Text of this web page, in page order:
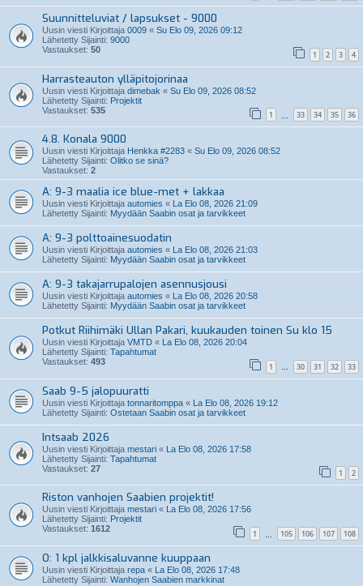
Suunnitteluviat / lapsukset - 9000
Uusin viesti Kirjoittaja 0009 « Su Elo 09, 2026 09:12
Lähetetty Sijainti: 9000
Vastaukset: 50 1 2 3 4
Harrasteauton ylläpitojorinaa
Uusin viesti Kirjoittaja dimebak « Su Elo 09, 2026 08:52
Lähetetty Sijainti: Projektit
Vastaukset: 535 1 33 34 35 36
4.8. Konala 9000
Uusin viesti Kirjoittaja Henkka #2283 « Su Elo 09, 2026 08:52
Lähetetty Sijainti: Olitko se sinä?
Vastaukset: 2
A: 9-3 maalia ice blue-met + lakkaa
Uusin viesti Kirjoittaja automies « La Elo 08, 2026 21:09
Lähetetty Sijainti: Myydään Saabin osat ja tarvikkeet
A: 9-3 polttoainesuodatin
Uusin viesti Kirjoittaja automies « La Elo 08, 2026 21:03
Lähetetty Sijainti: Myydään Saabin osat ja tarvikkeet
A: 9-3 takajarrupalojen asennusjousi
Uusin viesti Kirjoittaja automies « La Elo 08, 2026 20:58
Lähetetty Sijainti: Myydään Saabin osat ja tarvikkeet
Potkut Riihimäki Ullan Pakari, kuukauden toinen Su klo 15
Uusin viesti Kirjoittaja VMTD « La Elo 08, 2026 20:04
Lähetetty Sijainti: Tapahtumat
Vastaukset: 493 1 … 30 31 32 33
Saab 9-5 jalopuuratti
Uusin viesti Kirjoittaja tonnaritomppa « La Elo 08, 2026 19:12
Lähetetty Sijainti: Ostetaan Saabin osat ja tarvikkeet
Intsaab 2026
Uusin viesti Kirjoittaja mestari « La Elo 08, 2026 17:58
Lähetetty Sijainti: Tapahtumat
Vastaukset: 27 1 2
Riston vanhojen Saabien projektit!
Uusin viesti Kirjoittaja mestari « La Elo 08, 2026 17:56
Lähetetty Sijainti: Projektit
Vastaukset: 1612 1 105 106 107 108
O: 1 kpl jalkkisaluvanne kuuppaan
Uusin viesti Kirjoittaja repa « La Elo 08, 2026 17:48
Lähetetty Sijainti: Wanhojen Saabien markkinat